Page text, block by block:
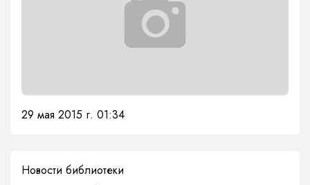
29 мая 2015 г. 01:34
Новости библиотеки